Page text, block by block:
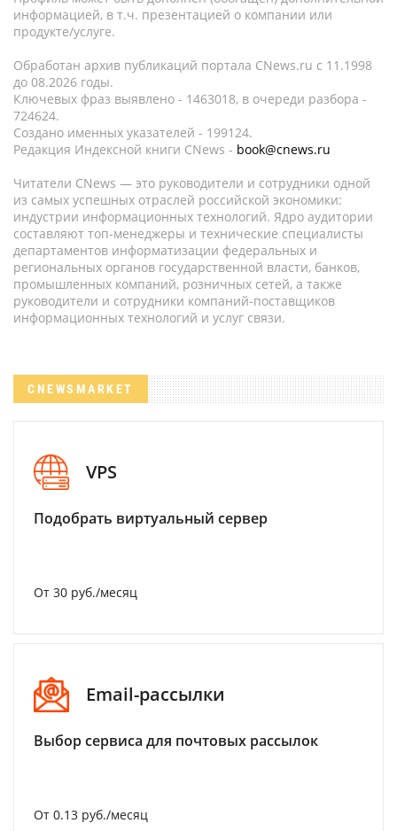
информацией, в т.ч. презентацией о компании или
продукте/услуге.
Обработан архив публикаций портала CNews.ru c 11.1998
до 08.2026 годы.
Ключевых фраз выявлено - 1463018, в очереди разбора -
724624.
Создано именных указателей - 199124.
Редакция Индексной книги CNews - book@cnews.ru
Читатели CNews — это руководители и сотрудники одной
из самых успешных отраслей российской экономики:
индустрии информационных технологий. Ядро аудитории
составляют топ-менеджеры и технические специалисты
департаментов информатизации федеральных и
региональных органов государственной власти, банков,
промышленных компаний, розничных сетей, а также
руководители и сотрудники компаний-поставщиков
информационных технологий и услуг связи.
CNEWSMARKET
VPS
Подобрать виртуальный сервер
От 30 руб./месяц
Email-рассылки
Выбор сервиса для почтовых рассылок
От 0.13 руб./месяц